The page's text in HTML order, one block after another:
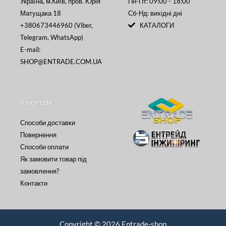
Матущака 18
+380673446960 (Viber,
Telegram, WhatsApp)
E-mail:
SHOP@ENTRADE.COM.UA
Сб-Нд: вихідні дні
КАТАЛОГИ
Клієнтам
Способи доставки
Повернення
Способи оплати
Як замовити товар під
замовлення?
Контакти
Copyright © 2026 Entrade-shop